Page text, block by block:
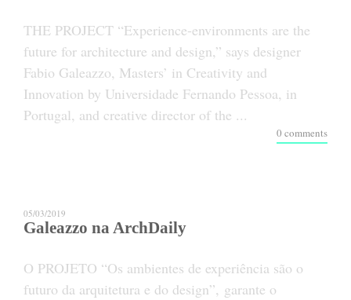
THE PROJECT “Experience-environments are the
future for architecture and design,” says designer
Fabio Galeazzo, Masters’ in Creativity and
Innovation by Universidade Fernando Pessoa, in
Portugal, and creative director of the ...
0 comments
05/03/2019
Galeazzo na ArchDaily
O PROJETO “Os ambientes de experiência são o
futuro da arquitetura e do design”, garante o